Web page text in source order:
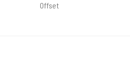
Offset